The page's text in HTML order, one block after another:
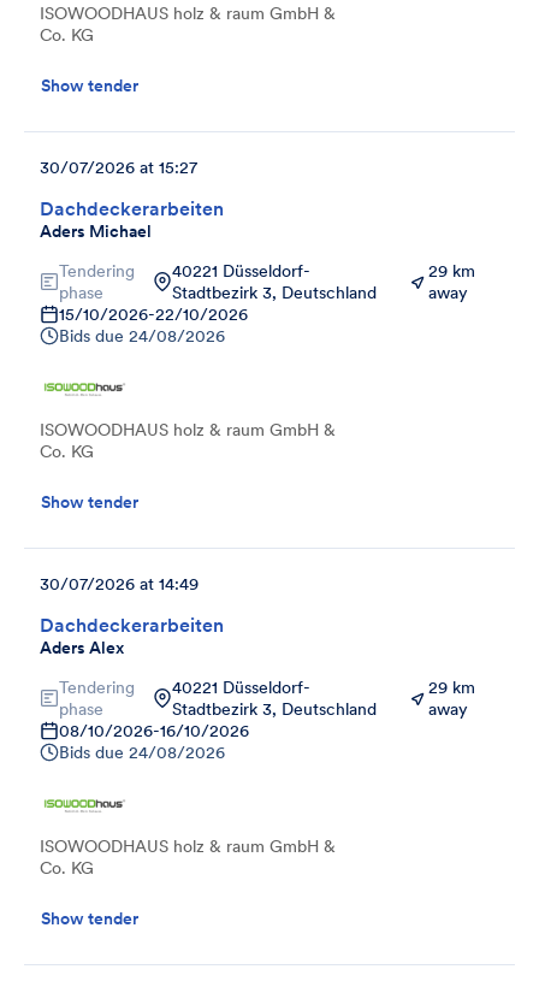
ISOWOODHAUS holz & raum GmbH &
Co. KG
Show tender
Dachdeckerarbeiten
Aders Michael
30/07/2026 at 15:27
Tendering
phase
40221 Düsseldorf-
Stadtbezirk 3, Deutschland
29 km
away
15/10/2026-22/10/2026
Bids due 24/08/2026
ISOWOODHAUS holz & raum GmbH &
Co. KG
Show tender
Dachdeckerarbeiten
Aders Alex
30/07/2026 at 14:49
Tendering
phase
40221 Düsseldorf-
Stadtbezirk 3, Deutschland
29 km
away
08/10/2026-16/10/2026
Bids due 24/08/2026
ISOWOODHAUS holz & raum GmbH &
Co. KG
Show tender